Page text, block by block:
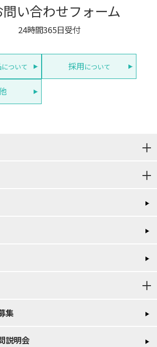
問い合わせフォーム
24時間365日受付
について 採用について
集
説明会